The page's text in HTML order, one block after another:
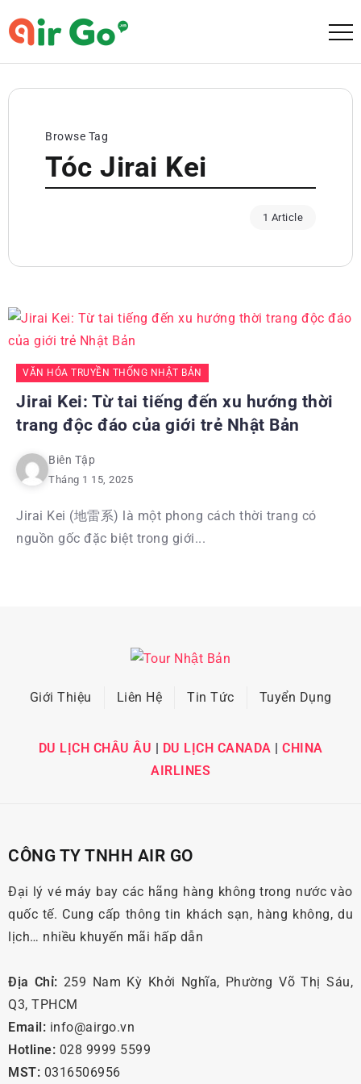
Browse Tag
Tóc Jirai Kei
1 Article
VĂN HÓA TRUYỀN THỐNG NHẬT BẢN
Jirai Kei: Từ tai tiếng đến xu hướng thời
trang độc đáo của giới trẻ Nhật Bản
Biên Tập
Tháng 1 15, 2025
Jirai Kei (地雷系) là một phong cách thời trang có
nguồn gốc đặc biệt trong giới...
Giới Thiệu Liên Hệ Tin Tức Tuyển Dụng
DU LỊCH CHÂU ÂU | DU LỊCH CANADA | CHINA
AIRLINES
CÔNG TY TNHH AIR GO
Đại lý vé máy bay các hãng hàng không trong nước vào
quốc tế. Cung cấp thông tin khách sạn, hàng không, du
lịch… nhiều khuyến mãi hấp dẫn
Địa Chỉ: 259 Nam Kỳ Khởi Nghĩa, Phường Võ Thị Sáu,
Q3, TPHCM
Email: info@airgo.vn
Hotline: 028 9999 5599
MST: 0316506956